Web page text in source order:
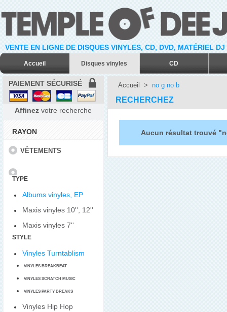
VENTE EN LIGNE DE DISQUES VINYLES, CD, DVD, MATÉRIEL
Accueil Disques vinyles CD
PAIEMENT SÉCURISÉ
Affinez votre recherche
RAYON
VÊTEMENTS
TYPE
Albums vinyles, EP
Maxis vinyles 10'', 12''
Maxis vinyles 7''
STYLE
Vinyles Turntablism
VINYLES BREAKBEAT
VINYLES SCRATCH MUSIC
VINYLES PARTY BREAKS
Vinyles Hip Hop
Accueil > no g no b
RECHERCHEZ
Aucun résultat trouvé